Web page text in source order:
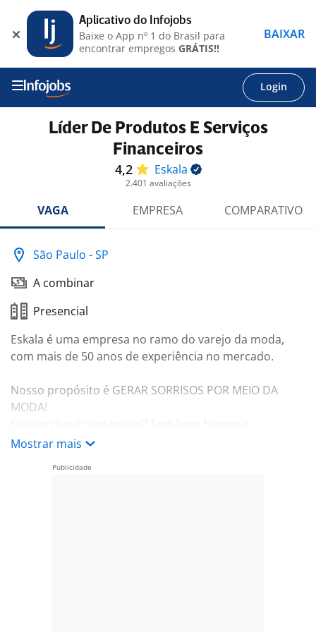
Login
Líder De Produtos E Serviços
Financeiros
4,2 Eskala
2.401 avaliações
VAGA EMPRESA COMPARATIVO
São Paulo - SP
A combinar
Presencial
Eskala é uma empresa no ramo do varejo da moda,
com mais de 50 anos de experiência no mercado.
Nosso propósito é GERAR SORRISOS POR MEIO DA
MODA!
simplicidade?!Então vem Sorrir com a gente!
Mostrar mais
Aplicativo do Infojobs
Baixe o App nº 1 do Brasil para
encontrar empregos GRÁTIS!!
BAIXAR